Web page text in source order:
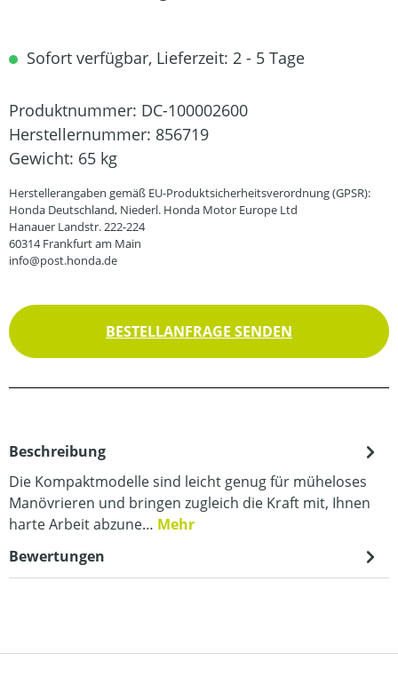
Sofort verfügbar, Lieferzeit: 2 - 5 Tage
Produktnummer: DC-100002600
Herstellernummer: 856719
Gewicht: 65 kg
Herstellerangaben gemäß EU-Produktsicherheitsverordnung (GPSR):
Honda Deutschland, Niederl. Honda Motor Europe Ltd
Hanauer Landstr. 222-224
60314 Frankfurt am Main
info@post.honda.de
BESTELLANFRAGE SENDEN
Beschreibung
Die Kompaktmodelle sind leicht genug für müheloses
Manövrieren und bringen zugleich die Kraft mit, Ihnen
harte Arbeit abzune… Mehr
Bewertungen